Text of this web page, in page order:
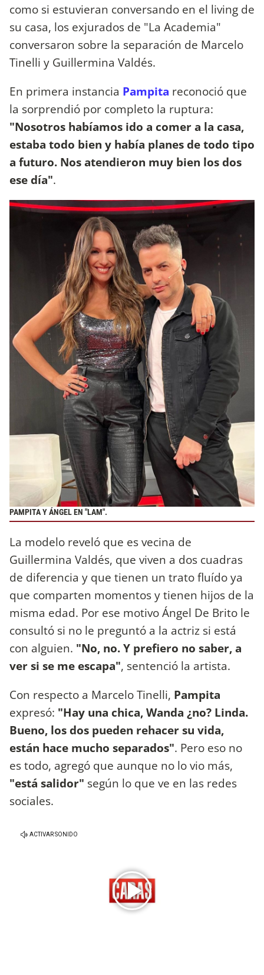
como si estuvieran conversando en el living de
su casa, los exjurados de "La Academia"
conversaron sobre la separación de Marcelo
Tinelli y Guillermina Valdés.
En primera instancia Pampita reconoció que
la sorprendió por completo la ruptura:
"Nosotros habíamos ido a comer a la casa,
estaba todo bien y había planes de todo tipo
a futuro. Nos atendieron muy bien los dos
ese día".
PAMPITA Y ÁNGEL EN "LAM".
La modelo reveló que es vecina de
Guillermina Valdés, que viven a dos cuadras
de diferencia y que tienen un trato fluído ya
que comparten momentos y tienen hijos de la
misma edad. Por ese motivo Ángel De Brito le
consultó si no le preguntó a la actriz si está
con alguien. "No, no. Y prefiero no saber, a
ver si se me escapa", sentenció la artista.
Con respecto a Marcelo Tinelli, Pampita
expresó: "Hay una chica, Wanda ¿no? Linda.
Bueno, los dos pueden rehacer su vida,
están hace mucho separados". Pero eso no
es todo, agregó que aunque no lo vio más,
"está salidor" según lo que ve en las redes
sociales.